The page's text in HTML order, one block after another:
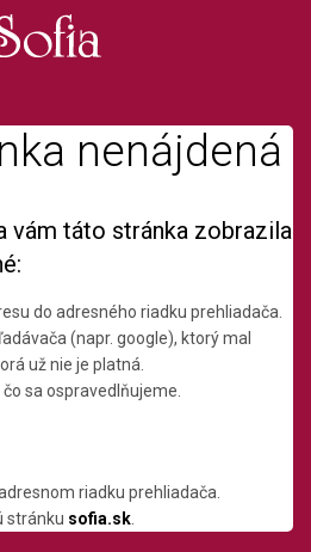
nenájdená
vám táto stránka zobrazila
do adresného riadku prehliadača.
(napr. google), ktorý mal
už nie je platná.
sa ospravedlňujeme.
riadku prehliadača.
stránku sofia.sk